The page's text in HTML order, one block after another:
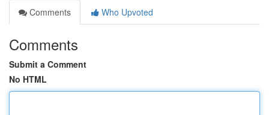
Comments
Who Upvoted
Comments
Submit a Comment
No HTML